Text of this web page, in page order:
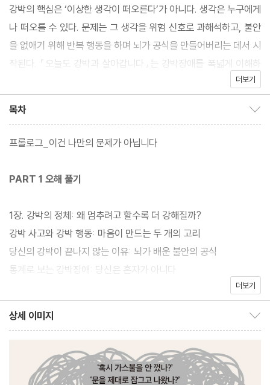
강박의 핵심은 ‘이상한 생각이 떠오른다’가 아니다. 생각은 누구에게
나 떠오를 수 있다. 문제는 그 생각을 위험 신호로 과해석하고, 불안
을 없애기 위해 반복 행동을 하며 뇌가 공식을 만들어버리는 데서 시
작된다. 『오늘도 강박과 살아갑니다』는 강박장애를 폭넓게 이해하
고 극복하도록 인도하는 정신과 전문의의 다정한 심리서이다. 뇌과
이 일상에서 어떻게 강박과 공존하고 회복해나갈 수 있는지 안내한
다. 이 책은 ‘강박을 완전히 없애야만 정상으로 돌아간다’고 주장하
내 안의 불안을 인정하고 잘 다루며 살아가는 삶을 회복의 목표로 제
디지만, 강박은 생각보다 훨씬 우리 가까이에 있다. 이 책은 강박과
외로운 사투를 벌이고 있는 모든 이들이 그 불청객을 유연하게 다스
리며 살아갈 수 있기를 바라며 쓰였다.
더보기
목차
프롤로그_이건 나만의 문제가 아닙니다
PART 1 오해 풀기
1장. 강박의 정체: 왜 멈추려고 할수록 더 강해질까?
강박 사고와 강박 행동: 마음이 만드는 두 개의 고리
당신의 강박이 끝나지 않는 이유: 뇌가 배운 불안의 공식
통계로 보는 강박장애: 당신은 혼자가 아니다
2장. 뇌과학적 진실: 내 탓이 아니라 회로의 문제다
통제의 역설: 불안을 통제하려 할수록 통제 불능이 되는 이유
죄책감 내려놓기: 내 ‘탓’이 아니라 내 ‘책임’이다
더보기
상세 이미지